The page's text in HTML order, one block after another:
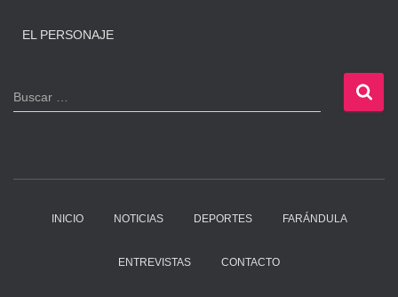
EL PERSONAJE
B
u
Buscar …
INICIO NOTICIAS DEPORTES FARÁNDULA
ENTREVISTAS CONTACTO